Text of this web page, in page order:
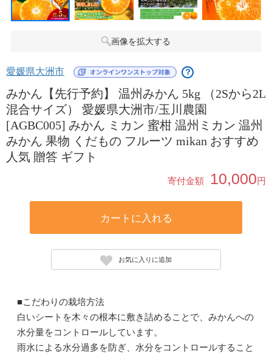
画像を拡大する
愛媛県大洲市 ？
みかん【先行予約】 温州みかん 5kg （2Sから2L
混合サイズ） 愛媛県大洲市/玉川農園
[AGBC005] みかん ミカン 蜜柑 温州ミカン 温州
みかん 果物 くだもの フルーツ mikan おすすめ
人気 贈答 ギフト
寄付金額 10,000円
カートに入れる
お気に入りに追加
■こだわりの栽培方法
白いシートを木々の根本に敷き詰めることで、みかんへの
水分量をコントロールしています。
雨水による水分過多を防ぎ、水分をコントロールすること